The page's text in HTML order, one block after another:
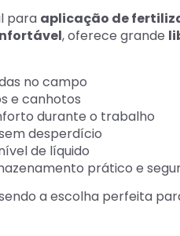
para aplicação de
, oferece grande
no campo
e canhotos
durante o trabalho
desperdício
de líquido
prático e
a escolha perfeita